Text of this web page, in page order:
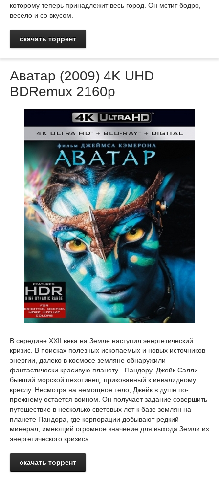
которому теперь принадлежит весь город. Он мстит бодро,
весело и со вкусом.
скачать торрент
Аватар (2009) 4K UHD
BDRemux 2160p
В середине XXII века на Земле наступил энергетический
кризис. В поисках полезных ископаемых и новых источников
энергии, далеко в космосе земляне обнаружили
фантастически красивую планету - Пандору. Джейк Салли —
бывший морской пехотинец, прикованный к инвалидному
креслу. Несмотря на немощное тело, Джейк в душе по-
прежнему остается воином. Он получает задание совершить
путешествие в несколько световых лет к базе землян на
планете Пандора, где корпорации добывают редкий
минерал, имеющий огромное значение для выхода Земли из
энергетического кризиса.
скачать торрент